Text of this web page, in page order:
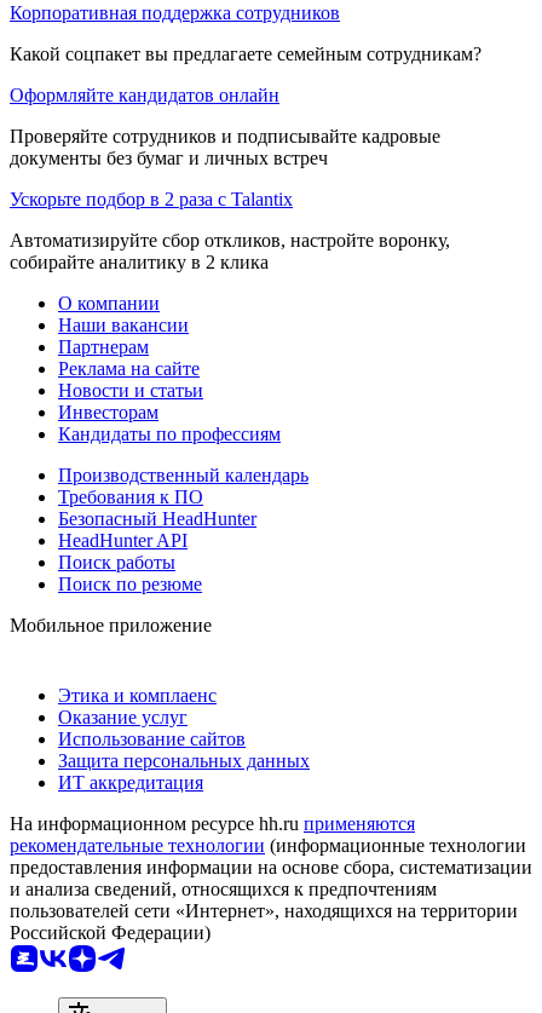
Корпоративная поддержка сотрудников
Какой соцпакет вы предлагаете семейным сотрудникам?
Оформляйте кандидатов онлайн
Проверяйте сотрудников и подписывайте кадровые
документы без бумаг и личных встреч
Ускорьте подбор в 2 раза с Talantix
Автоматизируйте сбор откликов, настройте воронку,
собирайте аналитику в 2 клика
О компании
Наши вакансии
Партнерам
Реклама на сайте
Новости и статьи
Инвесторам
Кандидаты по профессиям
Производственный календарь
Требования к ПО
Безопасный HeadHunter
HeadHunter API
Поиск работы
Поиск по резюме
Мобильное приложение
Этика и комплаенс
Оказание услуг
Использование сайтов
Защита персональных данных
ИТ аккредитация
На информационном ресурсе hh.ru применяются
рекомендательные технологии (информационные технологии
предоставления информации на основе сбора, систематизации
и анализа сведений, относящихся к предпочтениям
пользователей сети «Интернет», находящихся на территории
Российской Федерации)